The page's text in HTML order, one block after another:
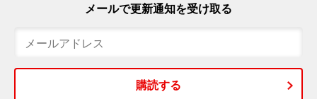
メールで更新通知を受け取る